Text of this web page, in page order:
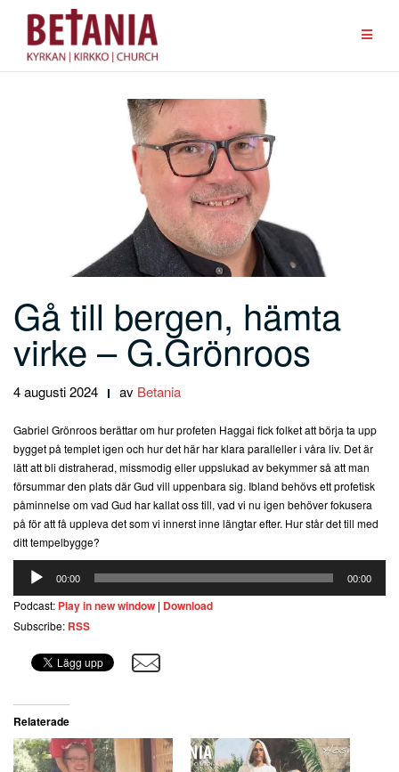
Hoppa
innehåll
Gå till bergen, hämta
virke – G.Grönroos
4 augusti 2024 av Betania
Gabriel Grönroos berättar om hur profeten Haggai fick folket att börja ta upp
bygget på templet igen och hur det här har klara paralleller i våra liv. Det är
lätt att bli distraherad, missmodig eller uppslukad av bekymmer så att man
försummar den plats där Gud vill uppenbara sig. Ibland behövs ett profetisk
påminnelse om vad Gud har kallat oss till, vad vi nu igen behöver fokusera
på för att få uppleva det som vi innerst inne längtar efter. Hur står det till med
ditt tempelbygge?
Ljudspelare
00:00 00:00
Podcast: Play in new window | Download
Subscribe: RSS
Relaterade